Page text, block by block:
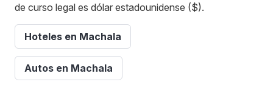
de curso legal es dólar estadounidense ($).
Hoteles en Machala
Autos en Machala